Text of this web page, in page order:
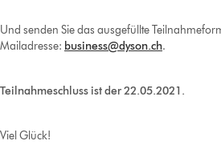
Und senden Sie das ausgefüllte
Mailadresse: business@dyson.ch.
Teilnahmeschluss ist der 22.05.2021.
Viel Glück!